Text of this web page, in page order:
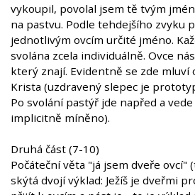
vykoupil, povolal jsem tě tvým
na pastvu. Podle tehdejšího zvyku
jednotlivým ovcím určité jméno.
svolána zcela individuálně. Ovce
který znají. Evidentně se zde mluví
Krista (uzdravený slepec je
Po svolání pastýř jde napřed a
implicitně míněno).
Druhá část (7-10)
Počáteční věta "já jsem dveře ovcí"
skýtá dvojí výklad: Ježíš je dveřmi